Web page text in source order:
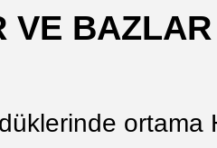
VE BAZLAR
ortama